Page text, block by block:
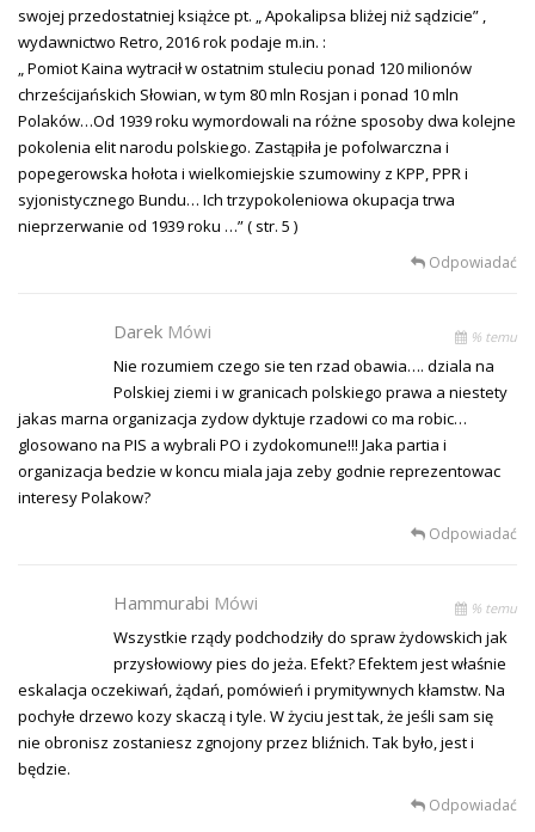
swojej przedostatniej książce pt. „ Apokalipsa bliżej niż sądzicie” ,
wydawnictwo Retro, 2016 rok podaje m.in. :
„ Pomiot Kaina wytracił w ostatnim stuleciu ponad 120 milionów
chrześcijańskich Słowian, w tym 80 mln Rosjan i ponad 10 mln
Polaków…Od 1939 roku wymordowali na różne sposoby dwa kolejne
pokolenia elit narodu polskiego. Zastąpiła je pofolwarczna i
popegerowska hołota i wielkomiejskie szumowiny z KPP, PPR i
syjonistycznego Bundu… Ich trzypokoleniowa okupacja trwa
nieprzerwanie od 1939 roku …” ( str. 5 )
Odpowiadać
Darek Mówi % temu
Nie rozumiem czego sie ten rzad obawia…. dziala na
Polskiej ziemi i w granicach polskiego prawa a niestety
jakas marna organizacja zydow dyktuje rzadowi co ma robic…
glosowano na PIS a wybrali PO i zydokomune!!! Jaka partia i
organizacja bedzie w koncu miala jaja zeby godnie reprezentowac
interesy Polakow?
Odpowiadać
Hammurabi Mówi % temu
Wszystkie rządy podchodziły do spraw żydowskich jak
przysłowiowy pies do jeża. Efekt? Efektem jest właśnie
eskalacja oczekiwań, żądań, pomówień i prymitywnych kłamstw. Na
pochyłe drzewo kozy skaczą i tyle. W życiu jest tak, że jeśli sam się
nie obronisz zostaniesz zgnojony przez bliźnich. Tak było, jest i
będzie.
Odpowiadać